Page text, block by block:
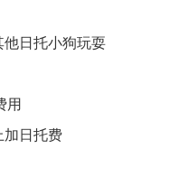
日托小狗玩耍
用
日托费